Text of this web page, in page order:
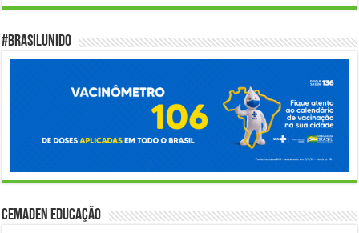
#BrasilUnido
Cemaden Educação